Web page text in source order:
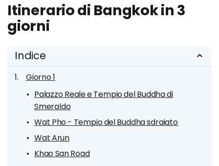
Itinerario di Bangkok in 3
giorni
Indice
Giorno 1
Palazzo Reale e Tempio del Buddha di
Smeraldo
Wat Pho - Tempio del Buddha sdraiato
Wat Arun
Khao San Road